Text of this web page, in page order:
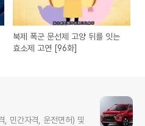
북제 폭군 문선제 고양 뒤를 잇는
효소제 고연 [96화]
, 민간자격, 운전면허) 및